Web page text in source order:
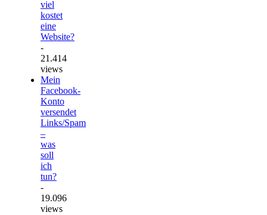
viel
kostet
eine
Website?
-
21.414
views
Mein
Facebook-
Konto
versendet
Links/Spam
–
was
soll
ich
tun?
-
19.096
views